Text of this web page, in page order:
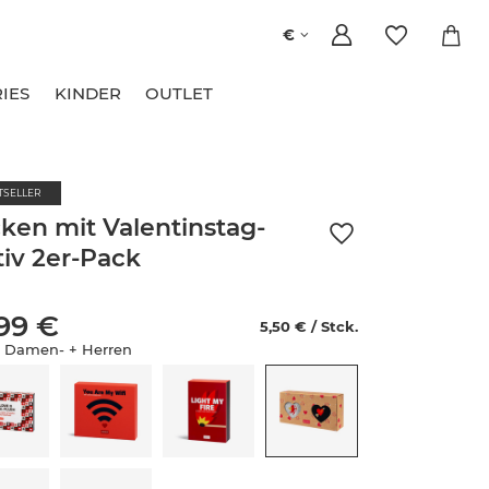
€
KINDER OUTLET
mit Valentinstag-
2er-Pack
€
5,50 € / Stck.
Damen- + Herren